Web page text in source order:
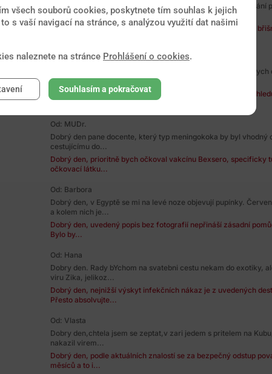
Dobrý den, chtěla bych se zeptat, jaké je doporučené očkování
Kapverdských...
Dobrý den, základem je očkování proti virové hepatitidě A a
Od: Iva
Dobry den chtela bych se zeptat ohledne viru ZIKA .Chtela
let na kubu na...
Dobrý den, pokud nejste těhotná, cesta na Kubu je v tomto
Od: MUDr.
Dobrý den pane docente, který typ meningokoka by byl vhodný
cestujícímu do...
Dobrý den, prioritně bych očkoval vakcínu Bexsero, specificky
očkovací látku...
Od: Barbora
Dobrý den, v Egyptě se mi na levé noze objevují pupínky.
a kolem nich je...
Dobrý den, uvedený popis bez fotografií nepřináší zásadní
Bylo by...
Od: Hana
Dobry den. Rady bYchom na svatebni cestu nekam do exotiky,
viru Zika, jelikoz...
Dobrý den, nejnižší výskyt infekčních nákaz je z uvedených
Přesto absolvujte...
Od: Vlasta
Dobry den,chtela jsem se zeptat,v zari jedem s pritelem na
nakazil virem...
Dobrý den, podle aktuálních znalostí se za bezpečný odstup
měsíců a to i...
všech souborů cookies, poskytnete tím souhlas k jejich
s vaší navigací na stránce, s analýzou využití dat našimi
naleznete na stránce Prohlášení o cookies.
Souhlasím a pokračovat